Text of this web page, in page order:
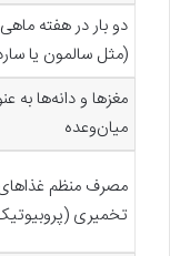
دو بار در هفته
(مثل سالمون یا
مغزها و دانه‌ها به
میان‌وعده
مصرف منظم
تخمیری